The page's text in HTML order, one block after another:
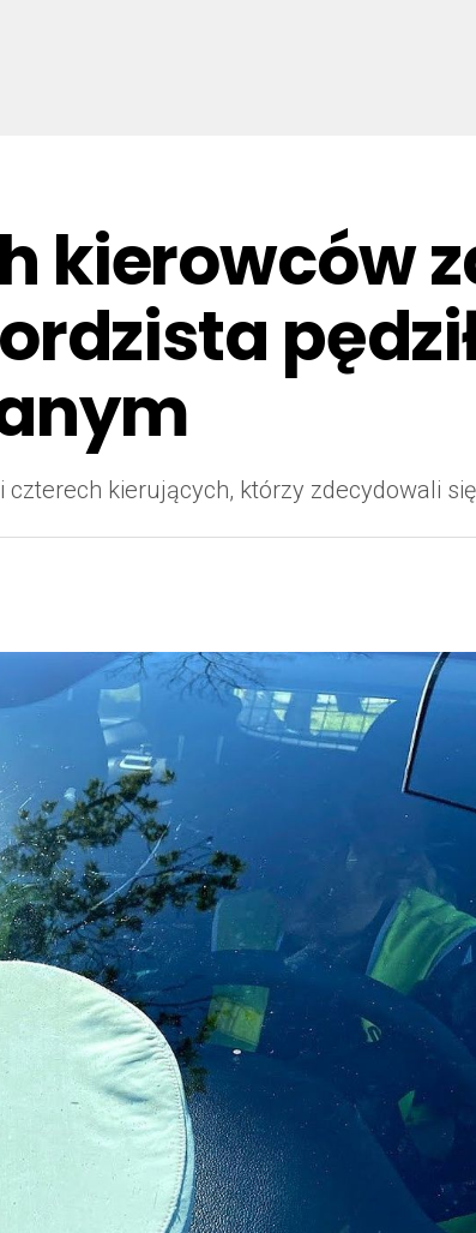
kierowców
kierujących, którzy zdecydowali